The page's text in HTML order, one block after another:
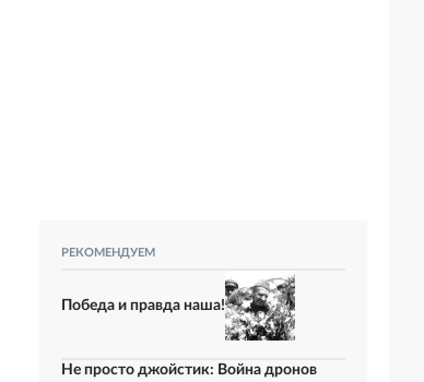
РЕКОМЕНДУЕМ
Победа и правда наша!
Не просто джойстик: Война дронов